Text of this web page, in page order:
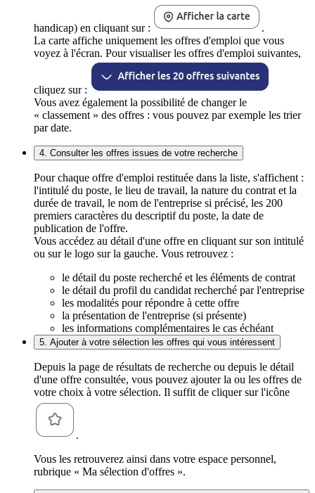
handicap) en cliquant sur :
.
La carte affiche uniquement les offres d'emploi que vous
voyez à l'écran. Pour visualiser les offres d'emploi suivantes,
cliquez sur :
Vous avez également la possibilité de changer le
« classement » des offres : vous pouvez par exemple les trier
par date.
4. Consulter les offres issues de votre recherche
Pour chaque offre d'emploi restituée dans la liste, s'affichent :
l'intitulé du poste, le lieu de travail, la nature du contrat et la
durée de travail, le nom de l'entreprise si précisé, les 200
premiers caractères du descriptif du poste, la date de
publication de l'offre.
Vous accédez au détail d'une offre en cliquant sur son intitulé
ou sur le logo sur la gauche. Vous retrouvez :
le détail du poste recherché et les éléments de contrat
le détail du profil du candidat recherché par l'entreprise
les modalités pour répondre à cette offre
la présentation de l'entreprise (si présente)
les informations complémentaires le cas échéant
5. Ajouter à votre sélection les offres qui vous intéressent
Depuis la page de résultats de recherche ou depuis le détail
d'une offre consultée, vous pouvez ajouter la ou les offres de
votre choix à votre sélection. Il suffit de cliquer sur l'icône
.
Vous les retrouverez ainsi dans votre espace personnel,
rubrique « Ma sélection d'offres ».